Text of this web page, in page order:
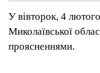
У вівторок, 4
Миколаївської
проясненнями.